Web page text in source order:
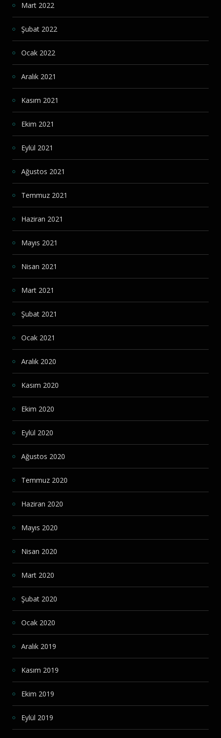
Mart 2022
Şubat 2022
Ocak 2022
Aralık 2021
Kasım 2021
Ekim 2021
Eylül 2021
Ağustos 2021
Temmuz 2021
Haziran 2021
Mayıs 2021
Nisan 2021
Mart 2021
Şubat 2021
Ocak 2021
Aralık 2020
Kasım 2020
Ekim 2020
Eylül 2020
Ağustos 2020
Temmuz 2020
Haziran 2020
Mayıs 2020
Nisan 2020
Mart 2020
Şubat 2020
Ocak 2020
Aralık 2019
Kasım 2019
Ekim 2019
Eylül 2019